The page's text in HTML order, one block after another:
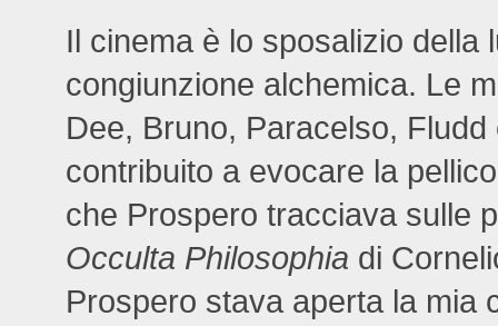
Il cinema è lo sposalizio della
congiunzione alchemica. Le
Dee, Bruno, Paracelso,
contribuito a evocare la
che Prospero tracciava sulle
Occulta Philosophia di
Prospero stava aperta la mia